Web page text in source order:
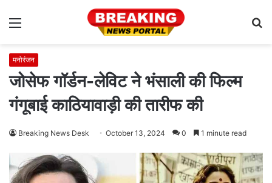
Menu
मनोरंजन
जोसेफ गॉर्डन-लेविट ने भंसाली की फिल्म
गंगूबाई काठियावाड़ी की तारीफ की
Breaking News Desk October 13, 2024 0 1 minute read